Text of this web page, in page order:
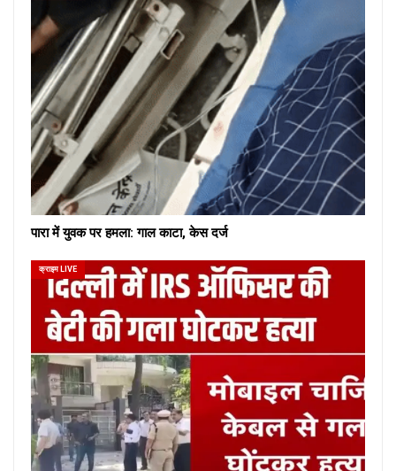
पारा में युवक पर हमला: गाल काटा, केस दर्ज
क्राइम LIVE